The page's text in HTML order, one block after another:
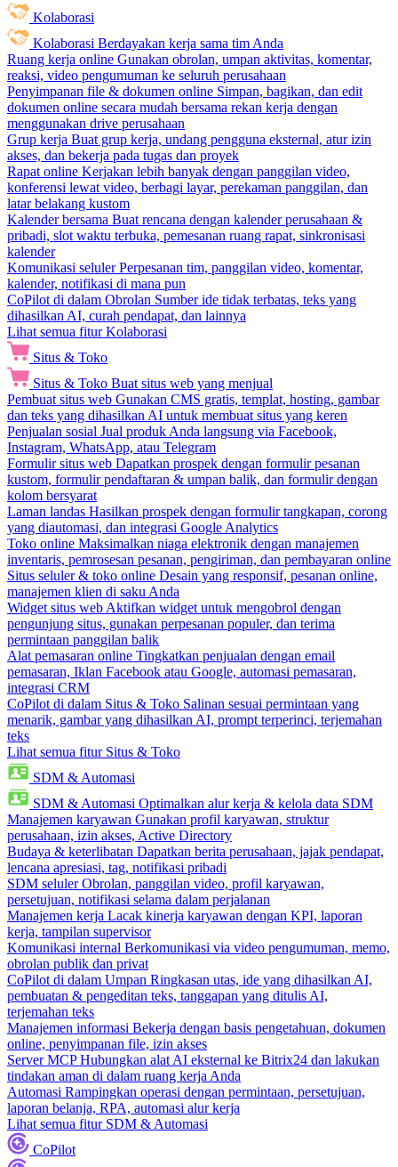
Kolaborasi
Kolaborasi Berdayakan kerja sama tim Anda
Ruang kerja online Gunakan obrolan, umpan aktivitas, komentar,
reaksi, video pengumuman ke seluruh perusahaan
Penyimpanan file & dokumen online Simpan, bagikan, dan edit
dokumen online secara mudah bersama rekan kerja dengan
menggunakan drive perusahaan
Grup kerja Buat grup kerja, undang pengguna eksternal, atur izin
akses, dan bekerja pada tugas dan proyek
Rapat online Kerjakan lebih banyak dengan panggilan video,
konferensi lewat video, berbagi layar, perekaman panggilan, dan
latar belakang kustom
Kalender bersama Buat rencana dengan kalender perusahaan &
pribadi, slot waktu terbuka, pemesanan ruang rapat, sinkronisasi
kalender
Komunikasi seluler Perpesanan tim, panggilan video, komentar,
kalender, notifikasi di mana pun
CoPilot di dalam Obrolan Sumber ide tidak terbatas, teks yang
dihasilkan AI, curah pendapat, dan lainnya
Lihat semua fitur Kolaborasi
Situs & Toko
Situs & Toko Buat situs web yang menjual
Pembuat situs web Gunakan CMS gratis, templat, hosting, gambar
dan teks yang dihasilkan AI untuk membuat situs yang keren
Penjualan sosial Jual produk Anda langsung via Facebook,
Instagram, WhatsApp, atau Telegram
Formulir situs web Dapatkan prospek dengan formulir pesanan
kustom, formulir pendaftaran & umpan balik, dan formulir dengan
kolom bersyarat
Laman landas Hasilkan prospek dengan formulir tangkapan, corong
yang diautomasi, dan integrasi Google Analytics
Toko online Maksimalkan niaga elektronik dengan manajemen
inventaris, pemrosesan pesanan, pengiriman, dan pembayaran online
Situs seluler & toko online Desain yang responsif, pesanan online,
manajemen klien di saku Anda
Widget situs web Aktifkan widget untuk mengobrol dengan
pengunjung situs, gunakan perpesanan populer, dan terima
permintaan panggilan balik
Alat pemasaran online Tingkatkan penjualan dengan email
pemasaran, Iklan Facebook atau Google, automasi pemasaran,
integrasi CRM
CoPilot di dalam Situs & Toko Salinan sesuai permintaan yang
menarik, gambar yang dihasilkan AI, prompt terperinci, terjemahan
teks
Lihat semua fitur Situs & Toko
SDM & Automasi
SDM & Automasi Optimalkan alur kerja & kelola data SDM
Manajemen karyawan Gunakan profil karyawan, struktur
perusahaan, izin akses, Active Directory
Budaya & keterlibatan Dapatkan berita perusahaan, jajak pendapat,
lencana apresiasi, tag, notifikasi pribadi
SDM seluler Obrolan, panggilan video, profil karyawan,
persetujuan, notifikasi selama dalam perjalanan
Manajemen kerja Lacak kinerja karyawan dengan KPI, laporan
kerja, tampilan supervisor
Komunikasi internal Berkomunikasi via video pengumuman, memo,
obrolan publik dan privat
CoPilot di dalam Umpan Ringkasan utas, ide yang dihasilkan AI,
pembuatan & pengeditan teks, tanggapan yang ditulis AI,
terjemahan teks
Manajemen informasi Bekerja dengan basis pengetahuan, dokumen
online, penyimpanan file, izin akses
Server MCP Hubungkan alat AI eksternal ke Bitrix24 dan lakukan
tindakan aman di dalam ruang kerja Anda
Automasi Rampingkan operasi dengan permintaan, persetujuan,
laporan belanja, RPA, automasi alur kerja
Lihat semua fitur SDM & Automasi
CoPilot